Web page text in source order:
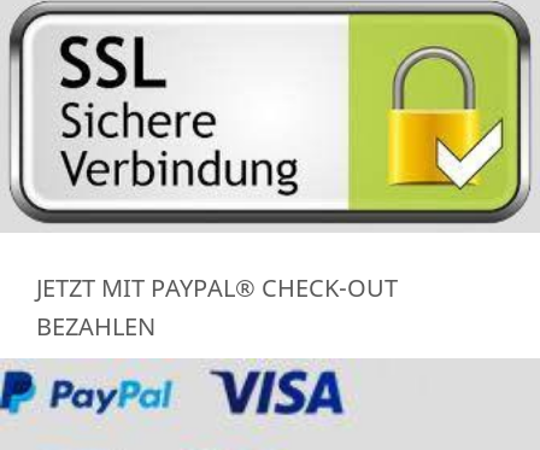
JETZT MIT PAYPAL® CHECK-OUT
BEZAHLEN